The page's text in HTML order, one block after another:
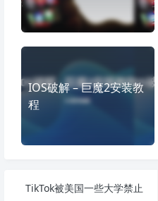
IOS破解 – 巨魔2安装教
程
TikTok被美国一些大学禁止